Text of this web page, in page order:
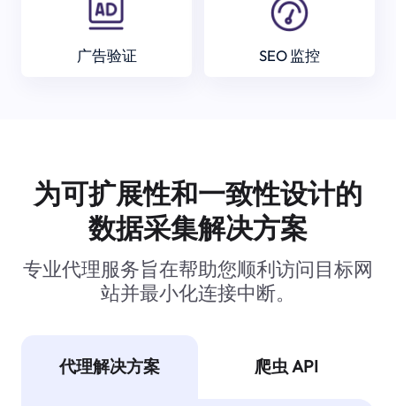
广告验证 SEO 监控
为可扩展性和一致性设计的
数据采集解决方案
专业代理服务旨在帮助您顺利访问目标网
站并最小化连接中断。
代理解决方案 爬虫 API